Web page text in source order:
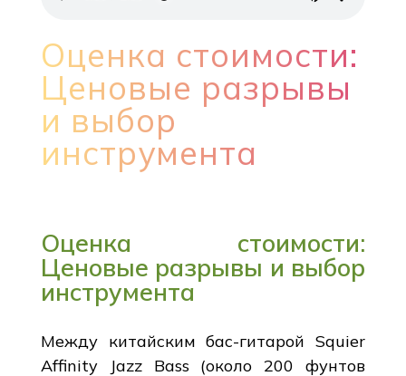
Оценка стоимости:
Ценовые разрывы
и выбор
инструмента
Оценка стоимости:
Ценовые разрывы и выбор
инструмента
Между китайским бас-гитарой Squier
Affinity Jazz Bass (около 200 фунтов